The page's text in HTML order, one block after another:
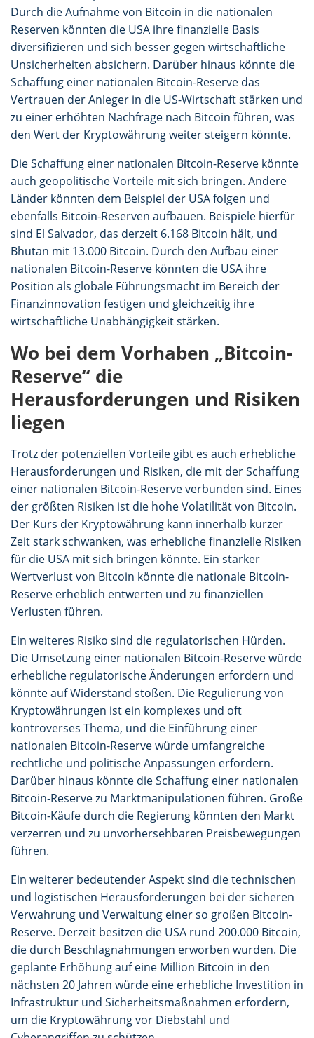
Durch die Aufnahme von Bitcoin in die nationalen
Reserven könnten die USA ihre finanzielle Basis
diversifizieren und sich besser gegen wirtschaftliche
Unsicherheiten absichern. Darüber hinaus könnte die
Schaffung einer nationalen Bitcoin-Reserve das
Vertrauen der Anleger in die US-Wirtschaft stärken und
zu einer erhöhten Nachfrage nach Bitcoin führen, was
den Wert der Kryptowährung weiter steigern könnte.
Die Schaffung einer nationalen Bitcoin-Reserve könnte
auch geopolitische Vorteile mit sich bringen. Andere
Länder könnten dem Beispiel der USA folgen und
ebenfalls Bitcoin-Reserven aufbauen. Beispiele hierfür
sind El Salvador, das derzeit 6.168 Bitcoin hält, und
Bhutan mit 13.000 Bitcoin. Durch den Aufbau einer
nationalen Bitcoin-Reserve könnten die USA ihre
Position als globale Führungsmacht im Bereich der
Finanzinnovation festigen und gleichzeitig ihre
wirtschaftliche Unabhängigkeit stärken.
Wo bei dem Vorhaben „Bitcoin-
Reserve“ die
Herausforderungen und Risiken
liegen
Trotz der potenziellen Vorteile gibt es auch erhebliche
Herausforderungen und Risiken, die mit der Schaffung
einer nationalen Bitcoin-Reserve verbunden sind. Eines
der größten Risiken ist die hohe Volatilität von Bitcoin.
Der Kurs der Kryptowährung kann innerhalb kurzer
Zeit stark schwanken, was erhebliche finanzielle Risiken
für die USA mit sich bringen könnte. Ein starker
Wertverlust von Bitcoin könnte die nationale Bitcoin-
Reserve erheblich entwerten und zu finanziellen
Verlusten führen.
Ein weiteres Risiko sind die regulatorischen Hürden.
Die Umsetzung einer nationalen Bitcoin-Reserve würde
erhebliche regulatorische Änderungen erfordern und
könnte auf Widerstand stoßen. Die Regulierung von
Kryptowährungen ist ein komplexes und oft
kontroverses Thema, und die Einführung einer
nationalen Bitcoin-Reserve würde umfangreiche
rechtliche und politische Anpassungen erfordern.
Darüber hinaus könnte die Schaffung einer nationalen
Bitcoin-Reserve zu Marktmanipulationen führen. Große
Bitcoin-Käufe durch die Regierung könnten den Markt
verzerren und zu unvorhersehbaren Preisbewegungen
führen.
Ein weiterer bedeutender Aspekt sind die technischen
und logistischen Herausforderungen bei der sicheren
Verwahrung und Verwaltung einer so großen Bitcoin-
Reserve. Derzeit besitzen die USA rund 200.000 Bitcoin,
die durch Beschlagnahmungen erworben wurden. Die
geplante Erhöhung auf eine Million Bitcoin in den
nächsten 20 Jahren würde eine erhebliche Investition in
Infrastruktur und Sicherheitsmaßnahmen erfordern,
um die Kryptowährung vor Diebstahl und